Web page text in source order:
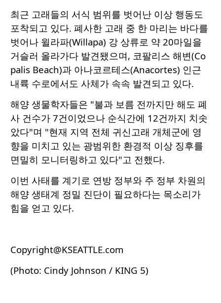
최근 고래들의 서식 범위를 벗어난 이상 행동도
포착되고 있다. 폐사한 고래 중 한 마리는 바다를
벗어나 윌라파(Willapa) 강 상류로 약 20마일을
거슬러 올라가다 발견됐으며, 코팔리스 해변(Co
palis Beach)과 아나코르테스(Anacortes) 인근
내륙 수로에서도 사체가 속속 발견되고 있다.
해양 생물학자들은 "불과 보름 전까지만 해도 폐
사 건수가 7건이었으나 순식간에 12건까지 치솟
았다"며 "현재 지역 전체 귀신고래 개체군에 영
향을 미치고 있는 광범위한 환경적 이상 징후를
면밀히 모니터링하고 있다"고 전했다.
이번 사태를 계기로 연방 정부와 주 정부 차원의
해양 생태계 정밀 진단이 필요하다는 목소리가
힘을 얻고 있다.
Copyright@KSEATTLE.com
(Photo: Cindy Johnson / KING 5)